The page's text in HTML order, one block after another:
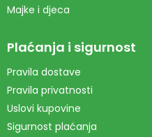
Majke i djeca
Plaćanja i sigurnost
Pravila dostave
Pravila privatnosti
Uslovi kupovine
Sigurnost plaćanja